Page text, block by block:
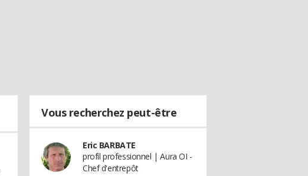
Vous recherchez peut-être
Eric BARBATE
profil professionnel | Aura OI -
Chef d'entrepôt